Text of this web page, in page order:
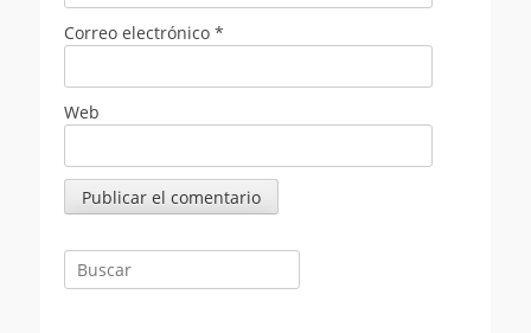
Correo electrónico *
Web
Buscar: